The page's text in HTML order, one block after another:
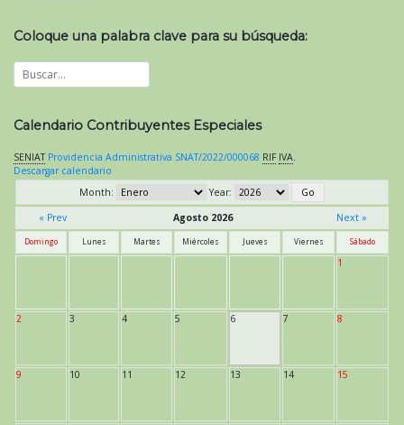
Coloque una palabra clave para su búsqueda:
Calendario Contribuyentes Especiales
SENIAT Providencia Administrativa SNAT/2022/000068 RIF IVA
Descargar calendario
Month:
Year:
« Prev
Agosto 2026 Next »
Domingo Lunes Martes Miércoles Jueves Viernes Sábado
1
2 3 4 5 6 7 8
9 10 11 12 13 14 15